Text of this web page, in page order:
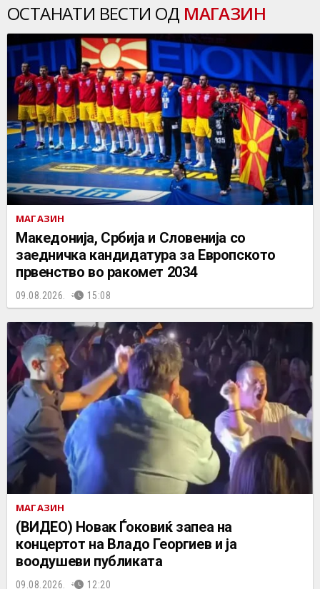
ОСТАНАТИ ВЕСТИ ОД МАГАЗИН
МАГАЗИН
Македонија, Србија и Словенија со
заедничка кандидатура за Европското
првенство во ракомет 2034
09.08.2026. 15:08
МАГАЗИН
(ВИДЕО) Новак Ѓоковиќ запеа на
концертот на Владo Георгиев и ја
воодушеви публиката
09.08.2026. 12:20